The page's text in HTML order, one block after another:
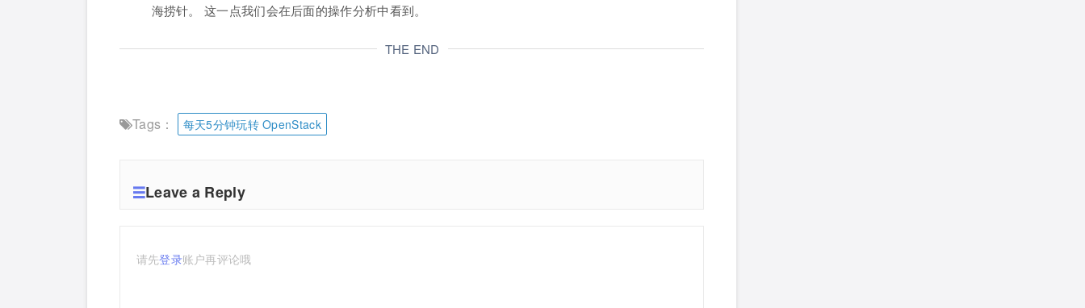
海捞针。 这一点我们会在后面的操作分析中看到。
THE END
Tags： 每天5分钟玩转 OpenStack
Leave a Reply
请先登录账户再评论哦